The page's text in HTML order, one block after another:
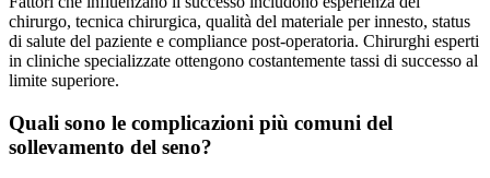
chirurgo, tecnica chirurgica, qualità del materiale per innesto, status
di salute del paziente e compliance post-operatoria. Chirurghi esperti
in cliniche specializzate ottengono costantemente tassi di successo al
limite superiore.
Quali sono le complicazioni più comuni del
sollevamento del seno?